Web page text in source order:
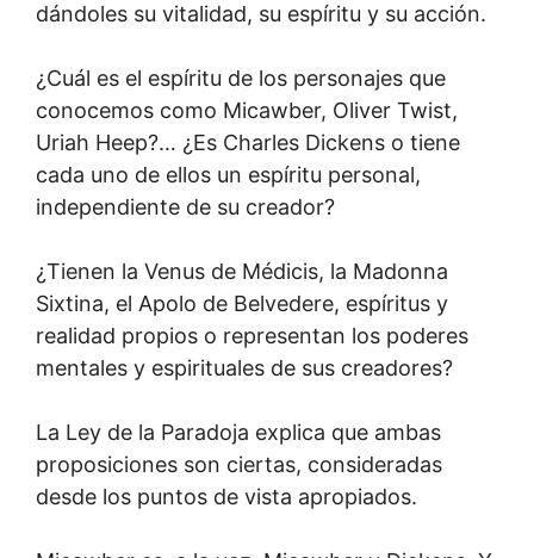
dándoles su vitalidad, su espíritu y su acción.
¿Cuál es el espíritu de los personajes que
conocemos como Micawber, Oliver Twist,
Uriah Heep?… ¿Es Charles Dickens o tiene
cada uno de ellos un espíritu personal,
independiente de su creador?
¿Tienen la Venus de Médicis, la Madonna
Sixtina, el Apolo de Belvedere, espíritus y
realidad propios o representan los poderes
mentales y espirituales de sus creadores?
La Ley de la Paradoja explica que ambas
proposiciones son ciertas, consideradas
desde los puntos de vista apropiados.